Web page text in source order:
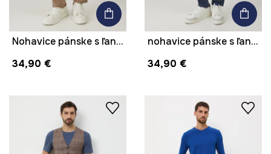
Nohavice pánske s ľanom
34,90 €
nohavice pánske s ľanom
34,90 €